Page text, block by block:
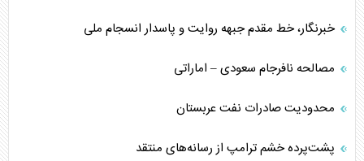
خبرنگار، خط مقدم جبهه روایت و پاسدار انسجام ملی
مصالحه نافرجام سعودی – اماراتی
محدودیت صادرات نفت عربستان
پشت‌پرده خشم ترامپ از رسانه‌های منتقد